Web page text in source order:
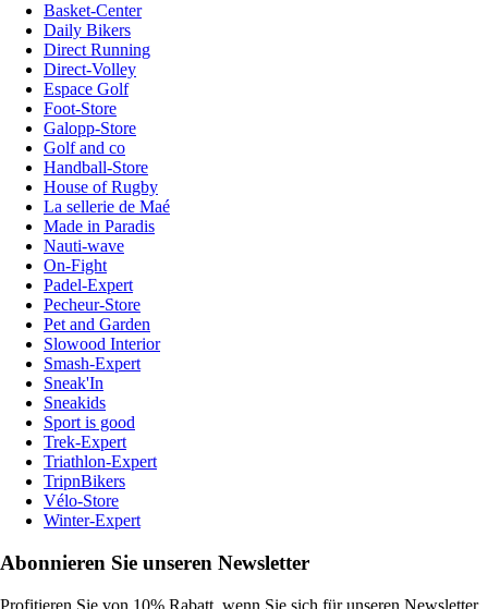
Basket-Center
Daily Bikers
Direct Running
Direct-Volley
Espace Golf
Foot-Store
Galopp-Store
Golf and co
Handball-Store
House of Rugby
La sellerie de Maé
Made in Paradis
Nauti-wave
On-Fight
Padel-Expert
Pecheur-Store
Pet and Garden
Slowood Interior
Smash-Expert
Sneak'In
Sneakids
Sport is good
Trek-Expert
Triathlon-Expert
TripnBikers
Vélo-Store
Winter-Expert
Abonnieren Sie unseren Newsletter
Profitieren Sie von 10% Rabatt, wenn Sie sich für unseren Newsletter